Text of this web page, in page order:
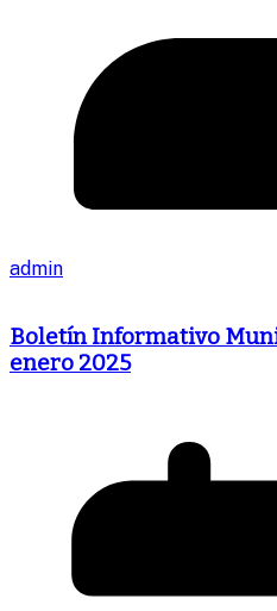
admin
Boletín Informativo
enero 2025